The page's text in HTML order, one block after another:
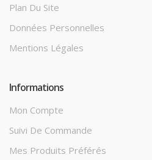
Plan Du Site
Données Personnelles
Mentions Légales
Informations
Mon Compte
Suivi De Commande
Mes Produits Préférés